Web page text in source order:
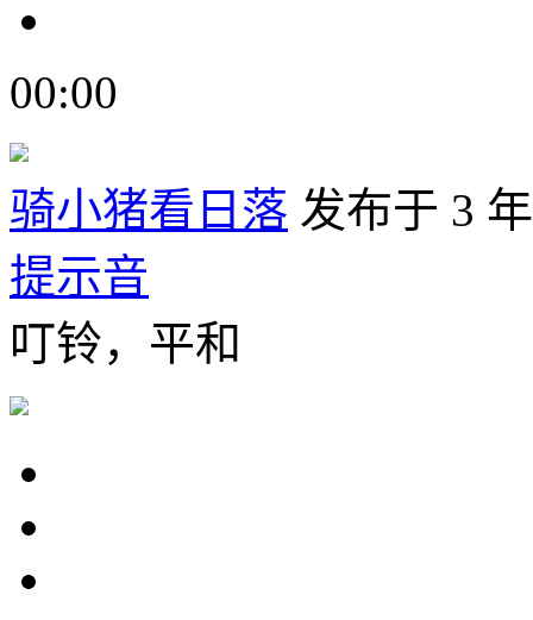
00:00
骑小猪看日落 发布于 3
提示音
叮铃，平和